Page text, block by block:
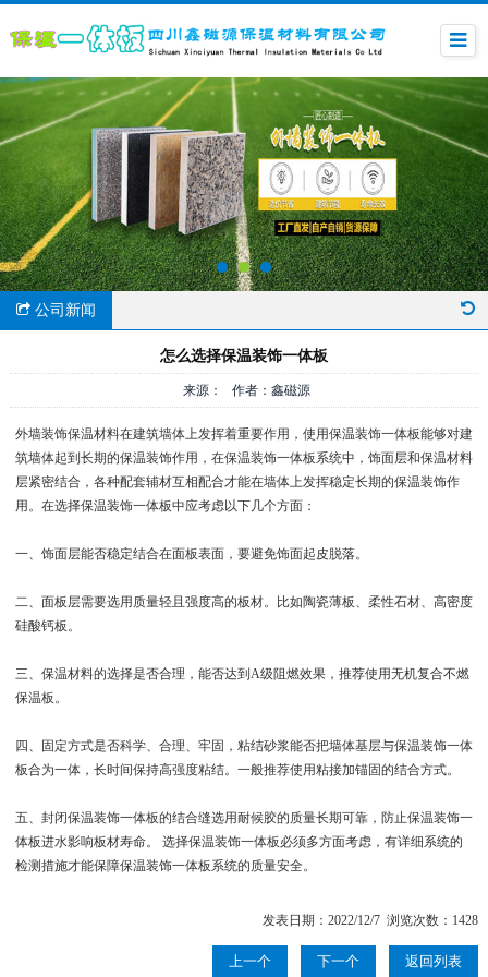
公司新闻
怎么选择保温装饰一体板
来源： 作者：鑫磁源
外墙装饰保温材料在建筑墙体上发挥着重要作用，使用保温装饰一体板能够对建
筑墙体起到长期的保温装饰作用，在保温装饰一体板系统中，饰面层和保温材料
层紧密结合，各种配套辅材互相配合才能在墙体上发挥稳定长期的保温装饰作
用。在选择保温装饰一体板中应考虑以下几个方面：
一、饰面层能否稳定结合在面板表面，要避免饰面起皮脱落。
二、面板层需要选用质量轻且强度高的板材。比如陶瓷薄板、柔性石材、高密度
硅酸钙板。
三、保温材料的选择是否合理，能否达到A级阻燃效果，推荐使用无机复合不燃
保温板。
四、固定方式是否科学、合理、牢固，粘结砂浆能否把墙体基层与保温装饰一体
板合为一体，长时间保持高强度粘结。一般推荐使用粘接加锚固的结合方式。
五、封闭保温装饰一体板的结合缝选用耐候胶的质量长期可靠，防止保温装饰一
体板进水影响板材寿命。 选择保温装饰一体板必须多方面考虑，有详细系统的
检测措施才能保障保温装饰一体板系统的质量安全。
发表日期：2022/12/7 浏览次数：1428
上一个 下一个 返回列表